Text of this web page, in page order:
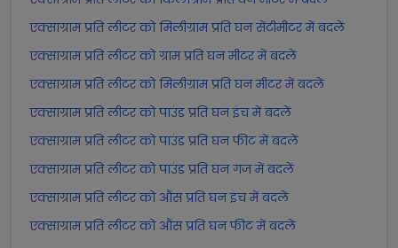
एक्साग्राम प्रति लीटर को मिलीग्राम प्रति घन सेंटीमीटर में बदलें
एक्साग्राम प्रति लीटर को ग्राम प्रति घन मीटर में बदलें
एक्साग्राम प्रति लीटर को मिलीग्राम प्रति घन मीटर में बदलें
एक्साग्राम प्रति लीटर को पाउंड प्रति घन इंच में बदलें
एक्साग्राम प्रति लीटर को पाउंड प्रति घन फीट में बदलें
एक्साग्राम प्रति लीटर को पाउंड प्रति घन गज में बदलें
एक्साग्राम प्रति लीटर को औंस प्रति घन इंच में बदलें
एक्साग्राम प्रति लीटर को औंस प्रति घन फीट में बदलें